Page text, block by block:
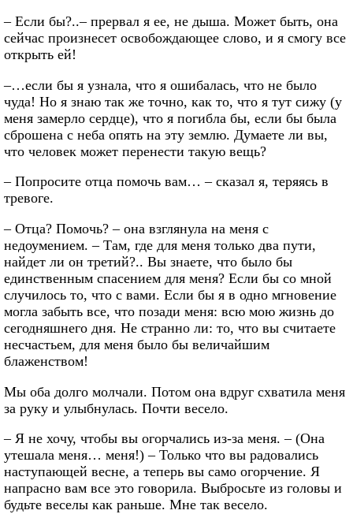
– Если бы?..– прервал я ее, не дыша. Может быть, она
сейчас произнесет освобождающее слово, и я смогу все
открыть ей!
–…если бы я узнала, что я ошибалась, что не было
чуда! Но я знаю так же точно, как то, что я тут сижу (у
меня замерло сердце), что я погибла бы, если бы была
сброшена с неба опять на эту землю. Думаете ли вы,
что человек может перенести такую вещь?
– Попросите отца помочь вам… – сказал я, теряясь в
тревоге.
– Отца? Помочь? – она взглянула на меня с
недоумением. – Там, где для меня только два пути,
найдет ли он третий?.. Вы знаете, что было бы
единственным спасением для меня? Если бы со мной
случилось то, что с вами. Если бы я в одно мгновение
могла забыть все, что позади меня: всю мою жизнь до
сегодняшнего дня. Не странно ли: то, что вы считаете
несчастьем, для меня было бы величайшим
блаженством!
Мы оба долго молчали. Потом она вдруг схватила меня
за руку и улыбнулась. Почти весело.
– Я не хочу, чтобы вы огорчались из-за меня. – (Она
утешала меня… меня!) – Только что вы радовались
наступающей весне, а теперь вы само огорчение. Я
напрасно вам все это говорила. Выбросьте из головы и
будьте веселы как раньше. Мне так весело.